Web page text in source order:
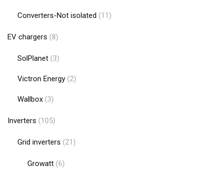
Converters-Not isolated (11)
EV chargers (8)
SolPlanet (3)
Victron Energy (2)
Wallbox (3)
Inverters (105)
Grid inverters (21)
Growatt (6)